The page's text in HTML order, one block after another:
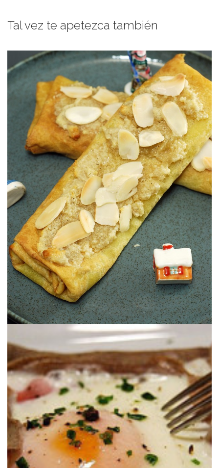
Tal vez te apetezca también
CREPS DE FRANGIPANE O GALETTE
DE REYES DE BRETAÑA
Fusionando & disfrutando.
La típica crep salada de Bretaña, preparada con harina de trigo
sarraceno y cuya más clásica guarnición es queso fundido, jamón y
huevo. ¡Sencilla pero exquisita! Y sin gluten.